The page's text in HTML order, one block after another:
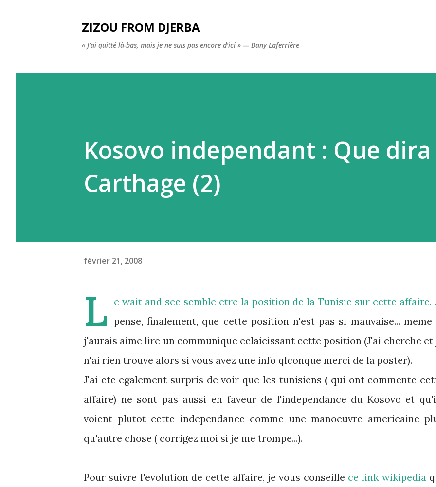
ZIZOU FROM DJERBA
« J’ai quitté là-bas, mais je ne suis pas encore d’ici » — Dany Laferrière
Kosovo independant : Que dira
Carthage (2)
février 21, 2008
L
e wait and see semble etre la position de la Tunisie sur cette affaire.
pense, finalement, que cette position n'est pas si mauvaise... meme
j'aurais aime lire un communique eclaicissant cette position (J'ai cherche et
n'ai rien trouve alors si vous avez une info qlconque merci de la poster).
J'ai ete egalement surpris de voir que les tunisiens ( qui ont commente
affaire) ne sont pas aussi en faveur de l'independance du Kosovo et
voient plutot cette independance comme une manoeuvre americaine
qu'autre chose ( corrigez moi si je me trompe...).
Pour suivre l'evolution de cette affaire, je vous conseille ce link wikipedia